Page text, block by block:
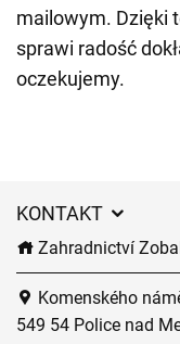
mailowym. Dzięki
sprawi radość
oczekujemy.
KONTAKT
Zahradnictví
Komenského
549 54 Police nad